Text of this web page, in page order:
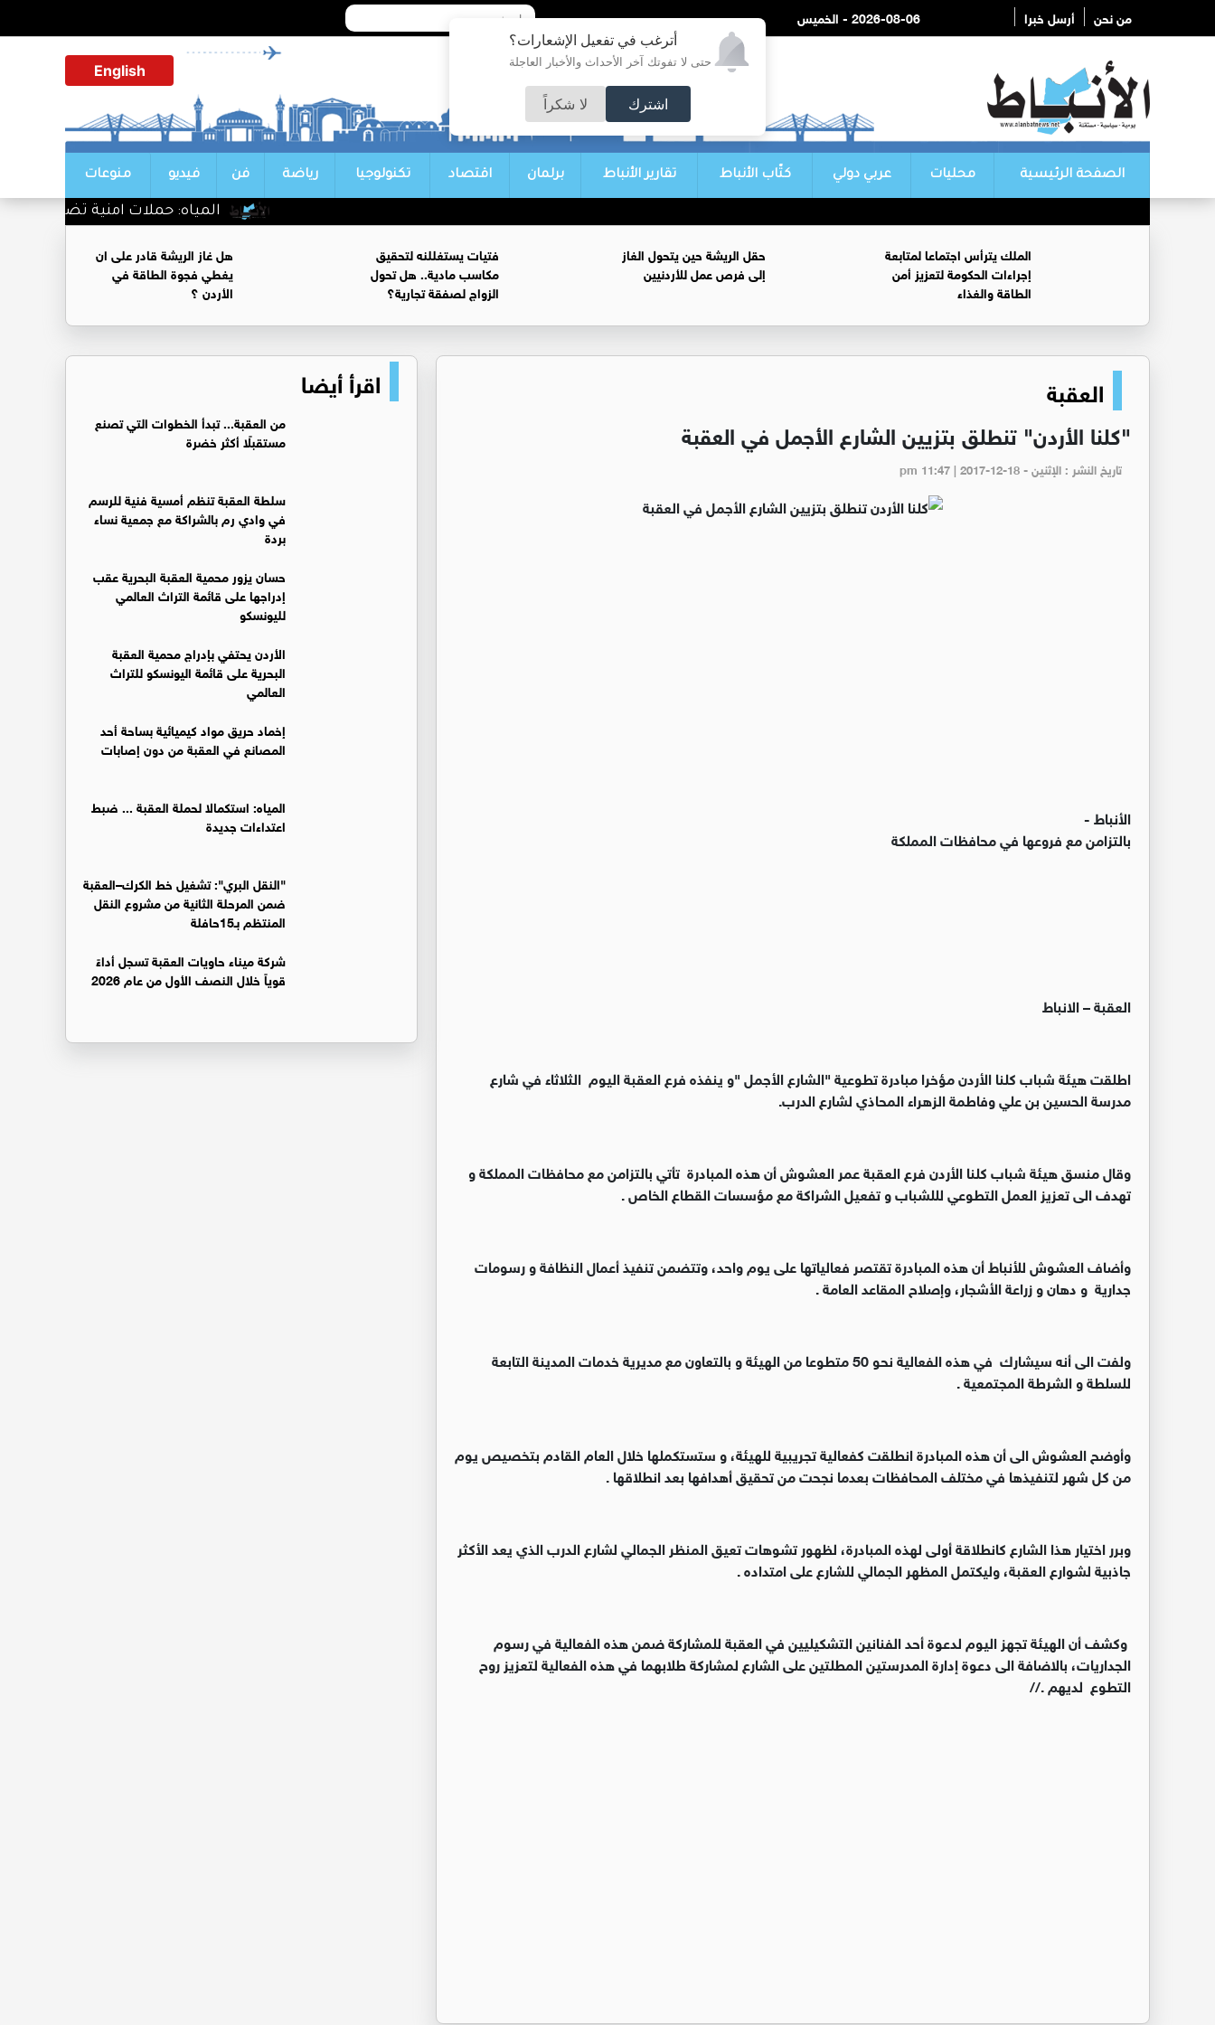
أترغب في تفعيل الإشعارات؟
حتى لا تفوتك آخر الأحداث والأخبار العاجلة
اشترك لا شكراً
من نحن أرسل خبرا 2026-08-06 - الخميس
English
الصفحة الرئيسية محليات عربي دولي كتّاب الأنباط تقارير الأنباط برلمان اقتصاد تكنولوجيا رياضة فن فيديو منوعات
المياه: حملات امنية تضبط بئر
الملك يترأس اجتماعا لمتابعة
إجراءات الحكومة لتعزيز أمن
الطاقة والغذاء
حقل الريشة حين يتحول الغاز
إلى فرص عمل للأردنيين
فتيات يستغللنه لتحقيق
مكاسب مادية.. هل تحول
الزواج لصفقة تجارية؟
هل غاز الريشة قادر على ان
يغطي فجوة الطاقة في
الأردن ؟
العقبة
"كلنا الأردن" تنطلق بتزيين الشارع الأجمل في العقبة
تاريخ النشر : الإثنين - pm 11:47 | 2017-12-18
الأنباط -
بالتزامن مع فروعها في محافظات المملكة
العقبة – الانباط
اطلقت هيئة شباب كلنا الأردن مؤخرا مبادرة تطوعية "الشارع الأجمل "و ينفذه فرع العقبة اليوم الثلاثاء في شارع
مدرسة الحسين بن علي وفاطمة الزهراء المحاذي لشارع الدرب.
وقال منسق هيئة شباب كلنا الأردن فرع العقبة عمر العشوش أن هذه المبادرة تأتي بالتزامن مع محافظات المملكة و
تهدف الى تعزيز العمل التطوعي لللشباب و تفعيل الشراكة مع مؤسسات القطاع الخاص .
وأضاف العشوش للأنباط أن هذه المبادرة تقتصر فعالياتها على يوم واحد، وتتضمن تنفيذ أعمال النظافة و رسومات
جدارية و دهان و زراعة الأشجار، وإصلاح المقاعد العامة .
ولفت الى أنه سيشارك في هذه الفعالية نحو 50 متطوعا من الهيئة و بالتعاون مع مديرية خدمات المدينة التابعة
للسلطة و الشرطة المجتمعية .
وأوضح العشوش الى أن هذه المبادرة انطلقت كفعالية تجريبية للهيئة، و ستستكملها خلال العام القادم بتخصيص يوم
من كل شهر لتنفيذها في مختلف المحافظات بعدما نجحت من تحقيق أهدافها بعد انطلاقها .
وبرر اختيار هذا الشارع كانطلاقة أولى لهذه المبادرة، لظهور تشوهات تعيق المنظر الجمالي لشارع الدرب الذي يعد الأكثر
جاذبية لشوارع العقبة، وليكتمل المظهر الجمالي للشارع على امتداده .
وكشف أن الهيئة تجهز اليوم لدعوة أحد الفنانين التشكيليين في العقبة للمشاركة ضمن هذه الفعالية في رسوم
الجداريات، بالاضافة الى دعوة إدارة المدرستين المطلتين على الشارع لمشاركة طلابهما في هذه الفعالية لتعزيز روح
التطوع لديهم .//
اقرأ أيضا
من العقبة... تبدأ الخطوات التي تصنع
مستقبلًا أكثر خضرة
سلطة العقبة تنظم أمسية فنية للرسم
في وادي رم بالشراكة مع جمعية نساء
بردة
حسان يزور محمية العقبة البحرية عقب
إدراجها على قائمة التراث العالمي
لليونسكو
الأردن يحتفي بإدراج محمية العقبة
البحرية على قائمة اليونسكو للتراث
العالمي
إخماد حريق مواد كيميائية بساحة أحد
المصانع في العقبة من دون إصابات
المياه: استكمالا لحملة العقبة ... ضبط
اعتداءات جديدة
"النقل البري": تشغيل خط الكرك–العقبة
ضمن المرحلة الثانية من مشروع النقل
المنتظم بـ15حافلة
شركة ميناء حاويات العقبة تسجل أداءً
قوياً خلال النصف الأول من عام 2026